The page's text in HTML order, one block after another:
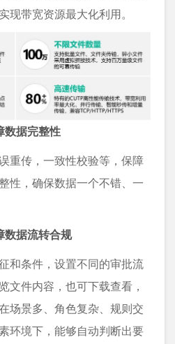
现带宽资源最大化利用。
数据完整性
重传，一致性校验等，保障
性，确保数据一个不错、一
数据流转合规
和条件，设置不同的审批流
文件内容，也可下载查看，
场景多、角色复杂、规则交
环境下，能够自动判断出要